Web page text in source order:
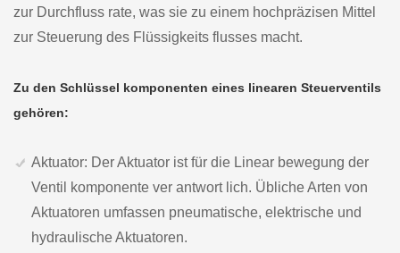
zur Durchfluss rate, was sie zu einem hochpräzisen Mittel
zur Steuerung des Flüssigkeits flusses macht.
Zu den Schlüssel komponenten eines linearen Steuerventils
gehören:
Aktuator: Der Aktuator ist für die Linear bewegung der
Ventil komponente ver antwort lich. Übliche Arten von
Aktuatoren umfassen pneumatische, elektrische und
hydraulische Aktuatoren.